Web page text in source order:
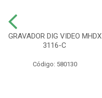
GRAVADOR DIG VIDEO MHDX
3116-C
Código: 580130